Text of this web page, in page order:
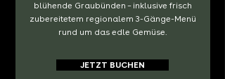
blühende Graubünden – inklusive frisch
zubereitetem regionalem 3-Gänge-Menü
rund um das edle Gemüse.
JETZT BUCHEN